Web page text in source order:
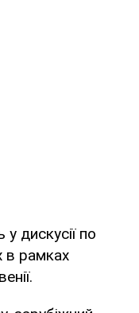
дискусії по
в рамках